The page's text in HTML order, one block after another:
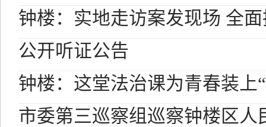
钟楼：实地走访案发现场 全
公开听证公告
钟楼：这堂法治课为青春装上
市委第三巡察组巡察钟楼区人